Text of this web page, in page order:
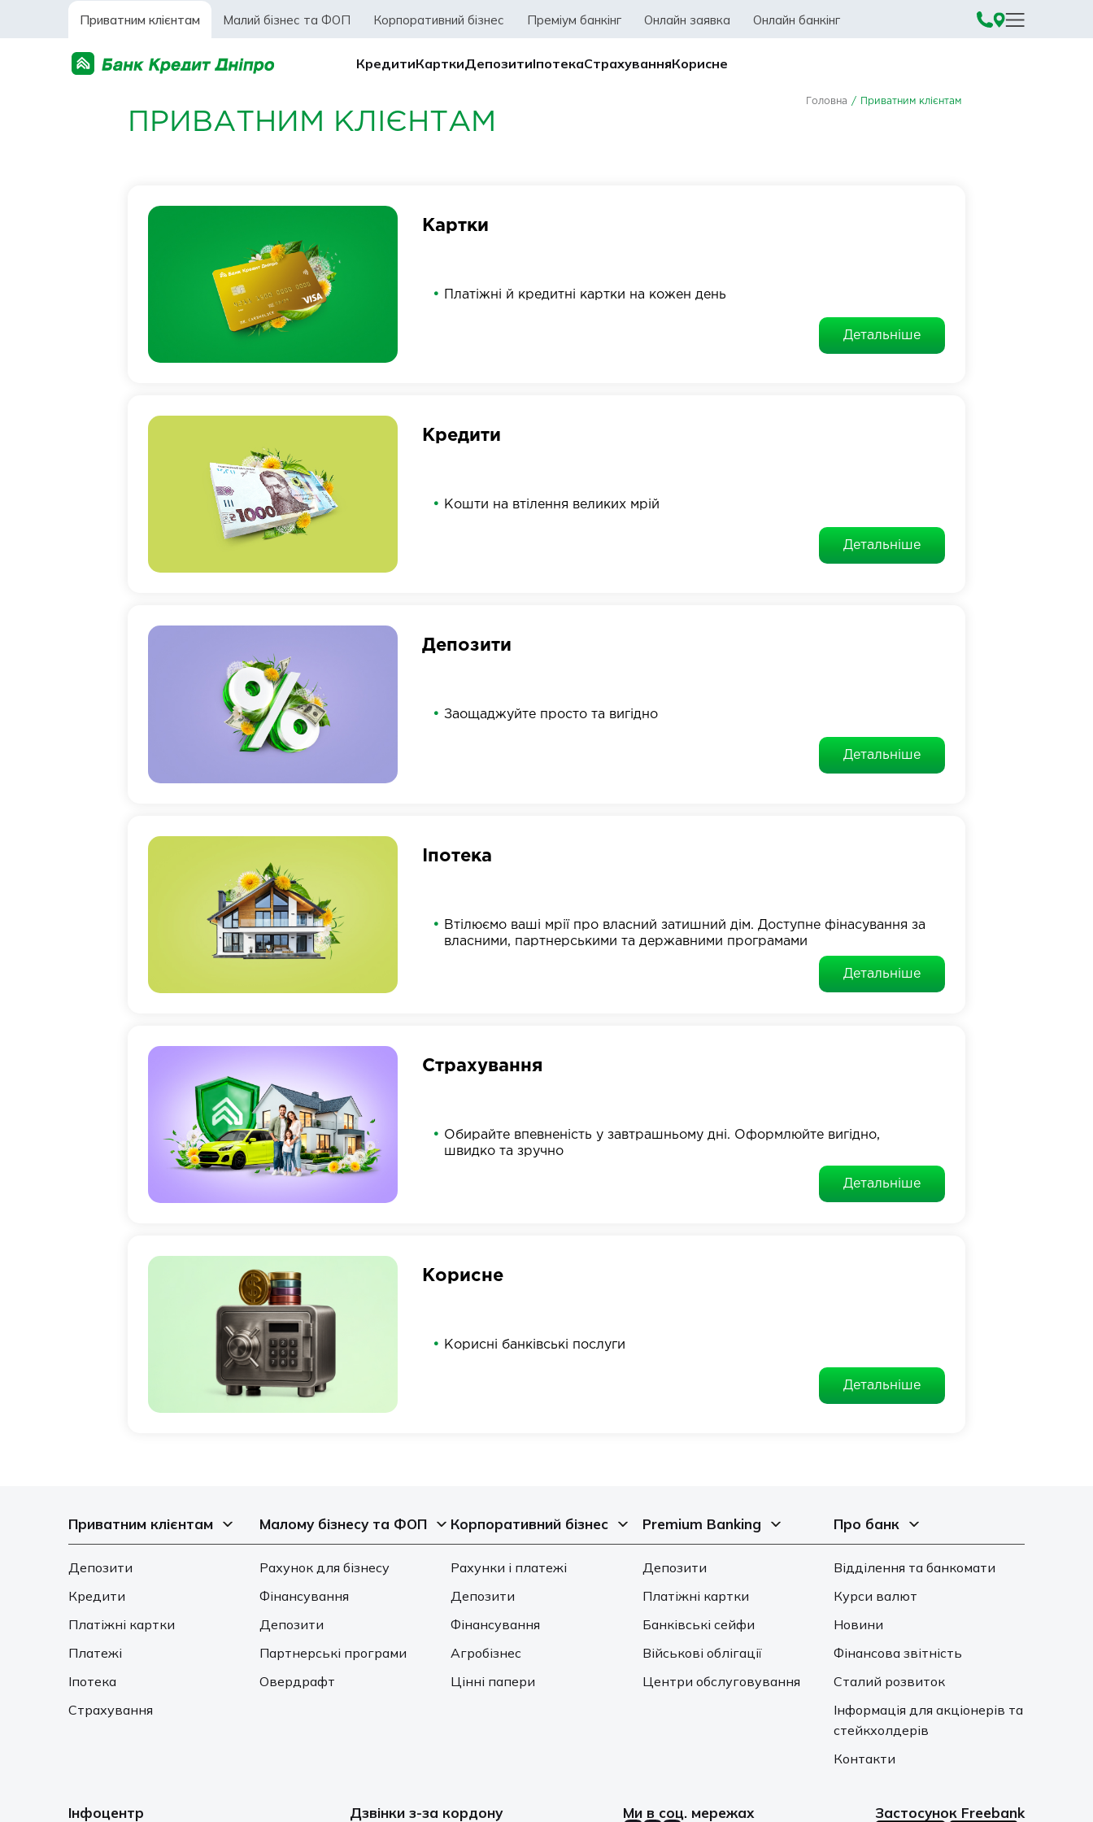
Приватним клієнтам Малий бізнес та ФОП Корпоративний бізнес Преміум банкінг Онлайн заявка Онлайн банкінг
КредитиКарткиДепозитиІпотекаСтрахуванняКорисне
Головна / Приватним клієнтам
ПРИВАТНИМ КЛІЄНТАМ
Картки
Платіжні й кредитні картки на кожен день
Детальніше
Кредити
Кошти на втілення великих мрій
Детальніше
Депозити
Заощаджуйте просто та вигідно
Детальніше
Іпотека
Втілюємо ваші мрії про власний затишний дім. Доступне фінасування за
власними, партнерськими та державними програмами
Детальніше
Страхування
Обирайте впевненість у завтрашньому дні. Оформлюйте вигідно,
швидко та зручно
Детальніше
Корисне
Корисні банківські послуги
Детальніше
Приватним клієнтам
Депозити
Кредити
Платіжні картки
Платежі
Іпотека
Страхування
Малому бізнесу та ФОП
Рахунок для бізнесу
Фінансування
Депозити
Партнерські програми
Овердрафт
Корпоративний бізнес
Рахунки і платежі
Депозити
Фінансування
Агробізнес
Цінні папери
Premium Banking
Депозити
Платіжні картки
Банківські сейфи
Військові облігації
Центри обслуговування
Про банк
Відділення та банкомати
Курси валют
Новини
Фінансова звітність
Сталий розвиток
Інформація для акціонерів та
стейкхолдерів
Контакти
Інфоцентр Дзвінки з-за кордону Ми в соц. мережах Застосунок Freebank